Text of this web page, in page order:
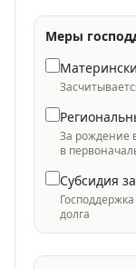
Меры
За рождение
в
Субсидия
долга